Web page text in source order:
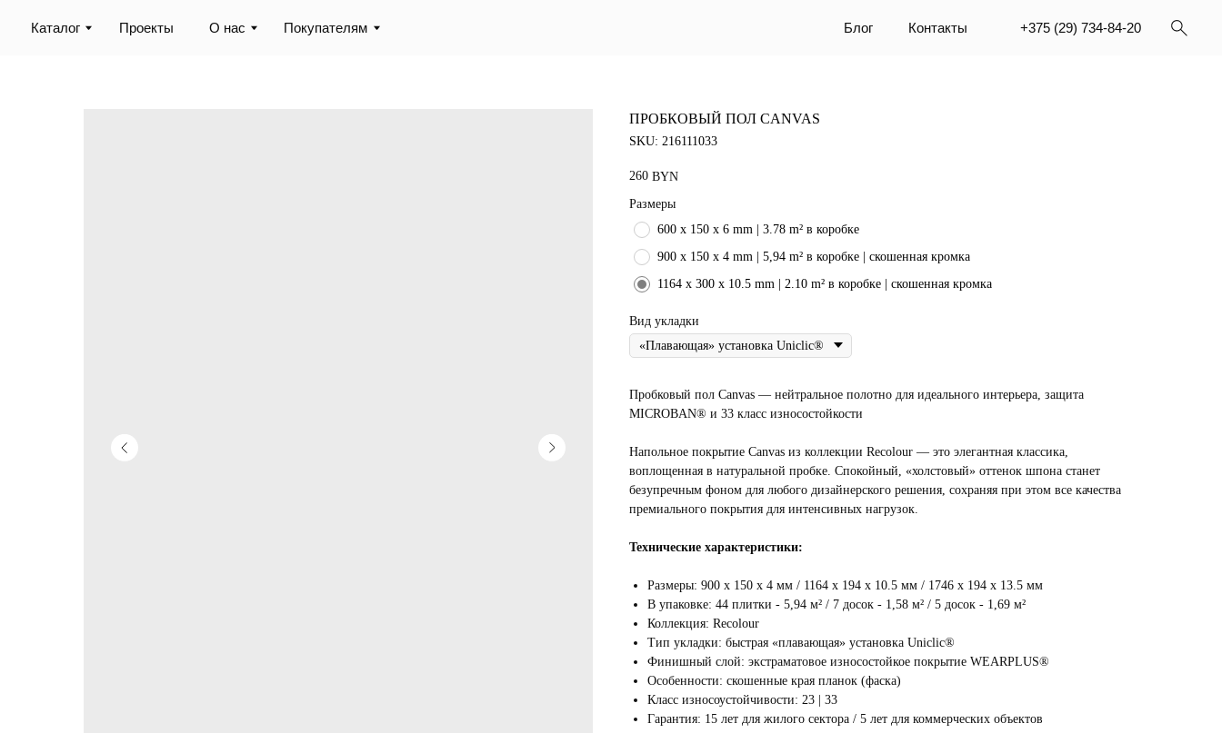
Каталог +375 (29) 734-84-20
Контакты
Покупателям
О нас
Проекты
ПРОБКОВЫЙ ПОЛ CANVAS
SKU: 216111033
260 BYN
Размеры
600 x 150 x 6 mm | 3.78 m² в коробке
900 x 150 x 4 mm | 5,94 m² в коробке | скошенная кромка
1164 x 300 x 10.5 mm | 2.10 m² в коробке | скошенная кромка
Вид укладки
Пробковый пол Canvas — нейтральное полотно для идеального интерьера, защита
MICROBAN® и 33 класс износостойкости
Напольное покрытие Canvas из коллекции Recolour — это элегантная классика,
воплощенная в натуральной пробке. Спокойный, «холстовый» оттенок шпона станет
безупречным фоном для любого дизайнерского решения, сохраняя при этом все качества
премиального покрытия для интенсивных нагрузок.
Технические характеристики:
Размеры: 900 х 150 х 4 мм / 1164 х 194 х 10.5 мм / 1746 х 194 х 13.5 мм
В упаковке: 44 плитки - 5,94 м² / 7 досок - 1,58 м² / 5 досок - 1,69 м²
Коллекция: Recolour
Тип укладки: быстрая «плавающая» установка Uniclic®
Финишный слой: экстраматовое износостойкое покрытие WEARPLUS®
Особенности: скошенные края планок (фаска)
Класс износоустойчивости: 23 | 33
Гарантия: 15 лет для жилого сектора / 5 лет для коммерческих объектов